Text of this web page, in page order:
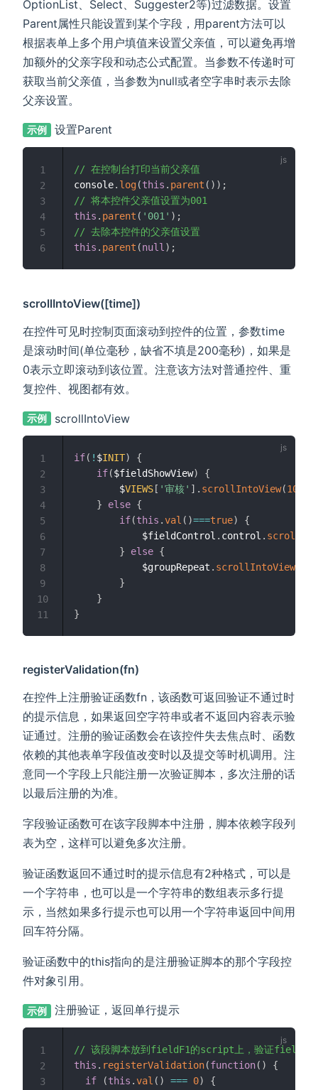
OptionList、Select、Suggester2等)过滤数据。设置
Parent属性只能设置到某个字段，用parent方法可以
根据表单上多个用户填值来设置父亲值，可以避免再增
加额外的父亲字段和动态公式配置。当参数不传递时可
获取当前父亲值，当参数为null或者空字串时表示去除
父亲设置。
示例 设置Parent
// 在控制台打印当前父亲值
console. log(this . parent ( ) ) ;
// 将本控件父亲值设置为001
this . parent ( '001' ) ;
// 去除本控件的父亲值设置
this . parent (null ) ;
1
2
3
4
5
6
scrollIntoView([time])
在控件可见时控制页面滚动到控件的位置，参数time
是滚动时间(单位毫秒，缺省不填是200毫秒)，如果是
0表示立即滚动到该位置。注意该方法对普通控件、重
复控件、视图都有效。
示例 scrollIntoView
if( ! $INIT)
{
if($fieldShowView)
{
        $
VIEWS[ '审核' ] . scrollIntoView(1000
}
else {
if(this .val ( )===true)
{
            $fieldControl
. control .
}
else {
            $groupRepeat
. scrollIntoView
}
}
}
1
2
3
4
5
6
7
8
9
10
11
registerValidation(fn)
在控件上注册验证函数fn，该函数可返回验证不通过时
的提示信息，如果返回空字符串或者不返回内容表示验
证通过。注册的验证函数会在该控件失去焦点时、函数
依赖的其他表单字段值改变时以及提交等时机调用。注
意同一个字段上只能注册一次验证脚本，多次注册的话
以最后注册的为准。
字段验证函数可在该字段脚本中注册，脚本依赖字段列
表为空，这样可以避免多次注册。
验证函数返回不通过时的提示信息有2种格式，可以是
一个字符串，也可以是一个字符串的数组表示多行提
示，当然如果多行提示也可以用一个字符串返回中间用
回车符分隔。
验证函数中的this指向的是注册验证脚本的那个字段控
件对象引用。
示例 注册验证，返回单行提示
// 该段脚本放到fieldF1的script上，验证fieldF1
this . registerValidation(function( )
{
if
(this .val ( ) === 0)
{
1
2
3